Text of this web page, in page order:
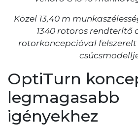
Közel 13,40 m
1340 rotoros rendterítő
rotorkoncepcióval
OptiTurn
legmagasabb
igényekhez